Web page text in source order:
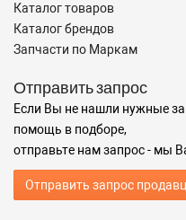
Каталог товаров
Каталог брендов
Запчасти по Маркам
Отправить запрос
Если Вы не нашли нужные
помощь в подборе,
отправьте нам запрос - мы
Отправить запрос